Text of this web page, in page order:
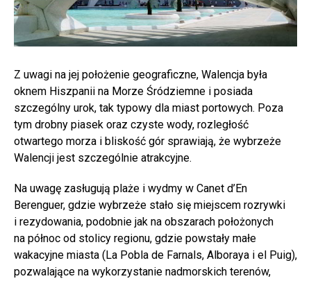
Z uwagi na jej położenie geograficzne, Walencja była
oknem Hiszpanii na Morze Śródziemne i posiada
szczególny urok, tak typowy dla miast portowych. Poza
tym drobny piasek oraz czyste wody, rozległość
otwartego morza i bliskość gór sprawiają, że wybrzeże
Walencji jest szczególnie atrakcyjne.
Na uwagę zasługują plaże i wydmy w Canet d’En
Berenguer, gdzie wybrzeże stało się miejscem rozrywki
i rezydowania, podobnie jak na obszarach położonych
na północ od stolicy regionu, gdzie powstały małe
wakacyjne miasta (La Pobla de Farnals, Alboraya i el Puig),
pozwalające na wykorzystanie nadmorskich terenów,